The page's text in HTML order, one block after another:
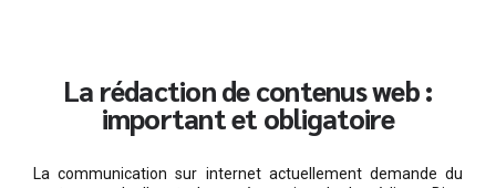
La rédaction de contenus web :
important et obligatoire
La communication sur internet actuellement demande du